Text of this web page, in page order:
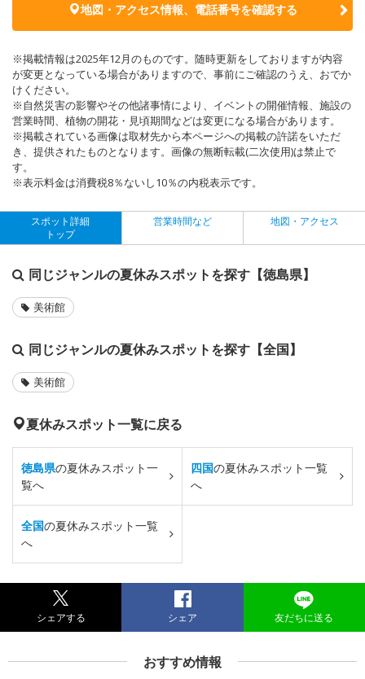
地図・アクセス情報、電話番号を確認する
※掲載情報は2025年12月のものです。随時更新をしておりますが内容
が変更となっている場合がありますので、事前にご確認のうえ、おでか
けください。
※自然災害の影響やその他諸事情により、イベントの開催情報、施設の
営業時間、植物の開花・見頃期間などは変更になる場合があります。
※掲載されている画像は取材先から本ページへの掲載の許諾をいただ
き、提供されたものとなります。画像の無断転載(二次使用)は禁止で
す。
※表示料金は消費税8％ないし10％の内税表示です。
スポット詳細
トップ
営業時間など 地図・アクセス
同じジャンルの夏休みスポットを探す【徳島県】
美術館
同じジャンルの夏休みスポットを探す【全国】
美術館
夏休みスポット一覧に戻る
徳島県の夏休みスポット一
覧へ
四国の夏休みスポット一覧
へ
全国の夏休みスポット一覧
へ
シェアする シェア 友だちに送る
おすすめ情報